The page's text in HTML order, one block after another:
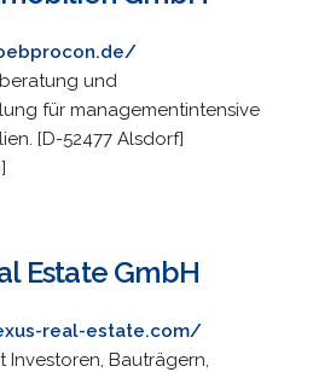
und
für managementintensive
[D-52477 Alsdorf]
Estate GmbH
real-estate.com/
Investoren, Bauträgern,